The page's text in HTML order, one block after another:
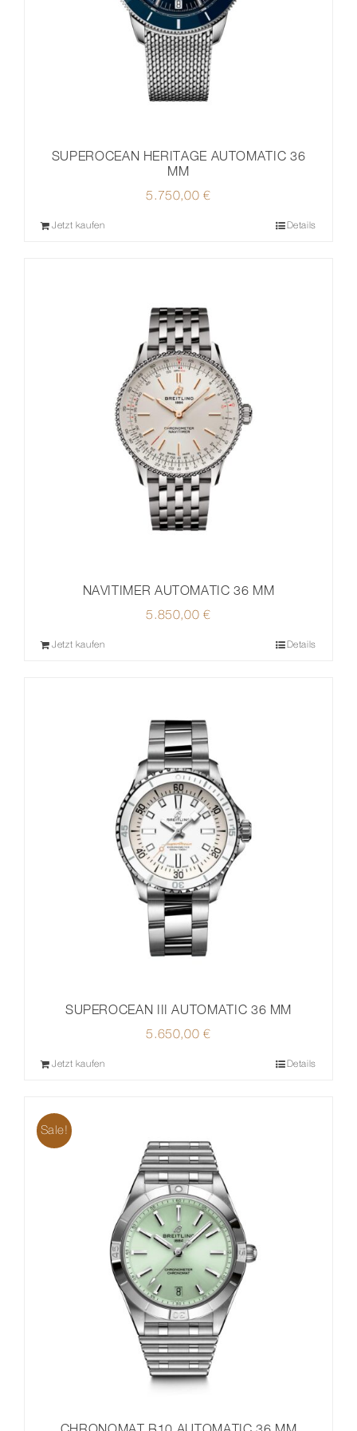
SUPEROCEAN HERITAGE AUTOMATIC 36
MM
5.750,00€
Jetzt kaufen Details
NAVITIMER AUTOMATIC 36 MM
5.850,00€
Jetzt kaufen Details
SUPEROCEAN III AUTOMATIC 36 MM
5.650,00€
Jetzt kaufen Details
Sale!